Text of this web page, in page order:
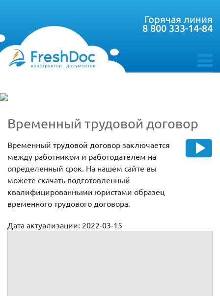
toggle
Горячая линия
8 800 333-14-84
Временный трудовой договор
Временный трудовой договор заключается
между работником и работодателем на
определенный срок. На нашем сайте вы
можете скачать подготовленный
квалифицированными юристами образец
временного трудового договора.
Дата актуализации: 2022-03-15